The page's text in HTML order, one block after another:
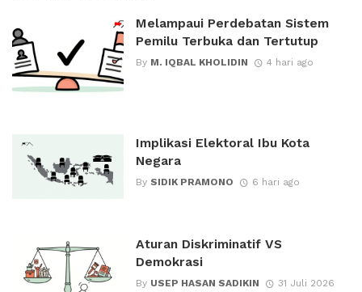
Melampaui Perdebatan Sistem
Pemilu Terbuka dan Tertutup
By M. IQBAL KHOLIDIN 4 hari ago
Implikasi Elektoral Ibu Kota
Negara
By SIDIK PRAMONO 6 hari ago
Aturan Diskriminatif VS
Demokrasi
By USEP HASAN SADIKIN 31 Juli 2026